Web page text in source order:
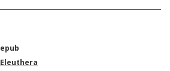
epub
Eleuthera